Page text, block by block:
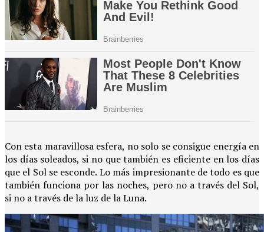
Con esta maravillosa esfera, no solo se consigue energía en
los días soleados, si no que también es eficiente en los días
que el Sol se esconde. Lo más impresionante de todo es que
también funciona por las noches, pero no a través del Sol,
si no a través de la luz de la Luna.